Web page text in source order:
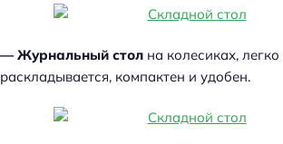
— Журнальный стол на колесиках, легко
раскладывается, компактен и удобен.